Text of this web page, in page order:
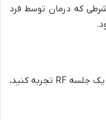
که درمان توسط فرد
شایع ترین عوارضی که ممکن است بعد از یک جلسه RF تجربه کنید،